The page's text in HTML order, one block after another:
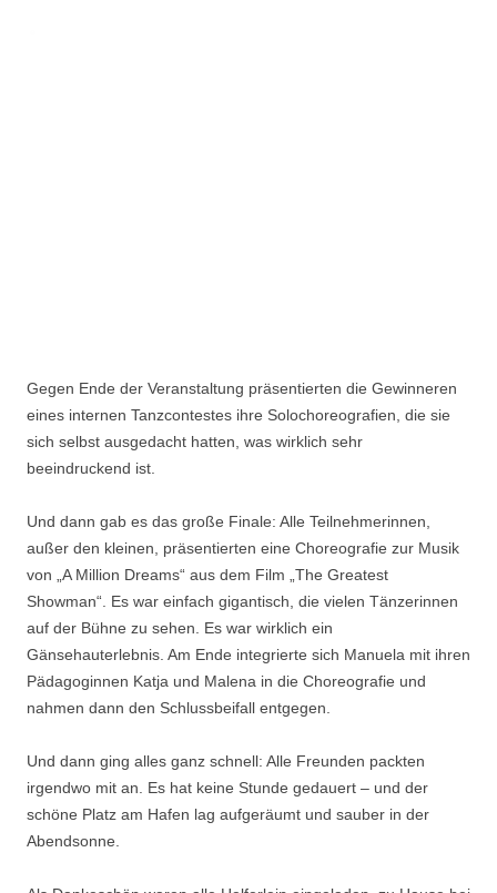
Gegen Ende der Veranstaltung präsentierten die Gewinneren
eines internen Tanzcontestes ihre Solochoreografien, die sie
sich selbst ausgedacht hatten, was wirklich sehr
beeindruckend ist.
Und dann gab es das große Finale: Alle Teilnehmerinnen,
außer den kleinen, präsentierten eine Choreografie zur Musik
von „A Million Dreams“ aus dem Film „The Greatest
Showman“. Es war einfach gigantisch, die vielen Tänzerinnen
auf der Bühne zu sehen. Es war wirklich ein
Gänsehauterlebnis. Am Ende integrierte sich Manuela mit ihren
Pädagoginnen Katja und Malena in die Choreografie und
nahmen dann den Schlussbeifall entgegen.
Und dann ging alles ganz schnell: Alle Freunden packten
irgendwo mit an. Es hat keine Stunde gedauert – und der
schöne Platz am Hafen lag aufgeräumt und sauber in der
Abendsonne.